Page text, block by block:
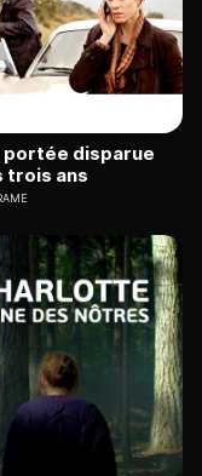
portée disparue
trois ans